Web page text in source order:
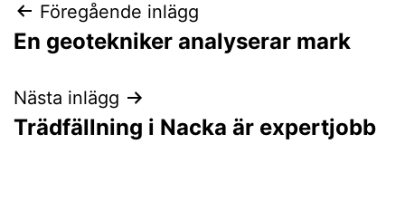
Inläggsnavigering
Föregående inlägg
En geotekniker analyserar mark
Nästa inlägg
Trädfällning i Nacka är expertjobb